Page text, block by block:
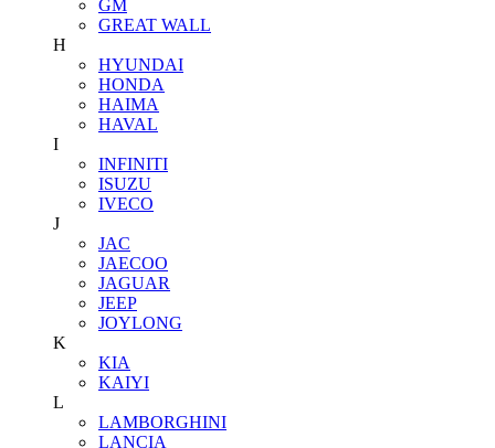
GM
GREAT WALL
H
HYUNDAI
HONDA
HAIMA
HAVAL
I
INFINITI
ISUZU
IVECO
J
JAC
JAECOO
JAGUAR
JEEP
JOYLONG
K
KIA
KAIYI
L
LAMBORGHINI
LANCIA